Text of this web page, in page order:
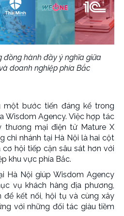
đồng hành đầy ý nghĩa giữa
doanh nghiệp phía Bắc
một bước tiến đáng kể trong
Wisdom Agency. Việc hợp tác
mại điện tử Mature X
chi nhánh tại Hà Nội là hai cột
hội tiếp cận sâu sát hơn với
khu vực phía Bắc.
Hà Nội giúp Wisdom Agency
vụ khách hàng địa phương,
để kết nối, hội tụ và cùng xây
với những đối tác giàu tiềm